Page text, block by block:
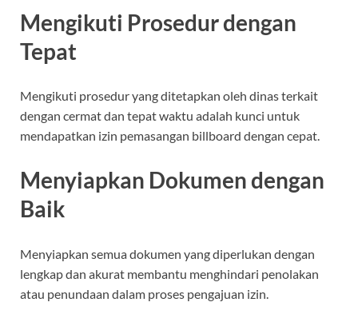
Mengikuti Prosedur dengan
Tepat
Mengikuti prosedur yang ditetapkan oleh dinas terkait
dengan cermat dan tepat waktu adalah kunci untuk
mendapatkan izin pemasangan billboard dengan cepat.
Menyiapkan Dokumen dengan
Baik
Menyiapkan semua dokumen yang diperlukan dengan
lengkap dan akurat membantu menghindari penolakan
atau penundaan dalam proses pengajuan izin.